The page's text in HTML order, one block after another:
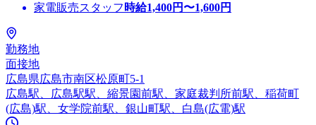
家電販売スタッフ 時給1,400円〜1,600円
勤務地
面接地
広島県広島市南区松原町5-1
広島駅、広島駅駅、縮景園前駅、家庭裁判所前駅、稲荷町
(広島)駅、女学院前駅、銀山町駅、白島(広電)駅